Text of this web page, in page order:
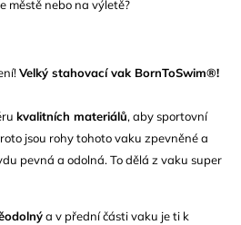
městě nebo na výletě?
Velký stahovacívak BornToSwim®!
kvalitních materiálů, abysportovní
jsou rohytohoto vaku zpevněné a
pevná a odolná. Todělá z vaku super
a v přední části vaku je ti k